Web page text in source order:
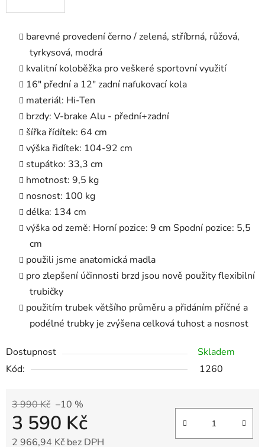
barevné provedení černo / zelená, stříbrná, růžová,
tyrkysová, modrá
kvalitní koloběžka pro veškeré sportovní využití
16" přední a 12" zadní nafukovací kola
materiál: Hi-Ten
brzdy: V-brake Alu - přední+zadní
šířka řídítek: 64 cm
výška řidítek: 104-92 cm
stupátko: 33,3 cm
hmotnost: 9,5 kg
nosnost: 100 kg
délka: 134 cm
výška od země: Horní pozice: 9 cm Spodní pozice: 5,5
cm
použili jsme anatomická madla
pro zlepšení účinnosti brzd jsou nově použity flexibilní
trubičky
použitím trubek většího průměru a přidáním příčné a
podélné trubky je zvýšena celková tuhost a nosnost
Dostupnost
Skladem
Kód:
1260
3 990 Kč –10 %
3 590 Kč
2 966,94 Kč bez DPH